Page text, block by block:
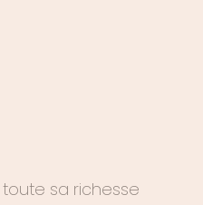
sa richesse